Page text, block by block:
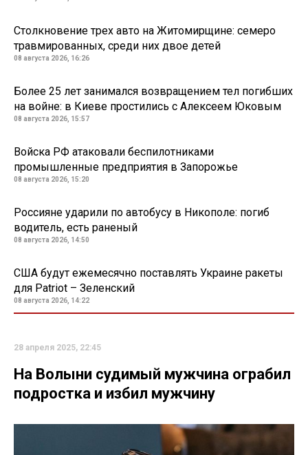
Столкновение трех авто на Житомирщине: семеро
травмированных, среди них двое детей
08 августа 2026, 16:26
Более 25 лет занимался возвращением тел погибших
на войне: в Киеве простились с Алексеем Юковым
08 августа 2026, 15:57
Войска РФ атаковали беспилотниками
промышленные предприятия в Запорожье
08 августа 2026, 15:20
Россияне ударили по автобусу в Никополе: погиб
водитель, есть раненый
08 августа 2026, 14:50
США будут ежемесячно поставлять Украине ракеты
для Patriot – Зеленский
08 августа 2026, 14:22
28 апреля 2025, 22:45
На Волыни судимый мужчина ограбил
подростка и избил мужчину